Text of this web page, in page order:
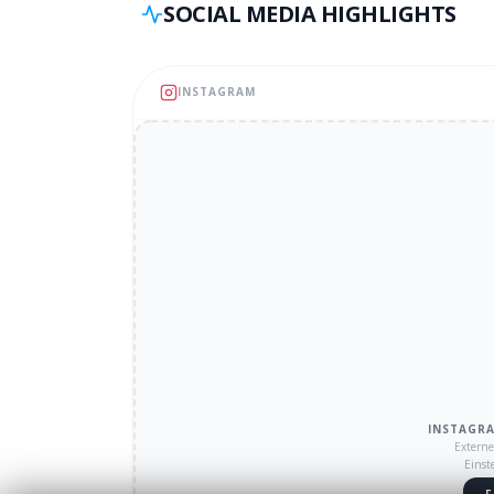
SOCIAL MEDIA HIGHLIGHTS
INSTAGRAM